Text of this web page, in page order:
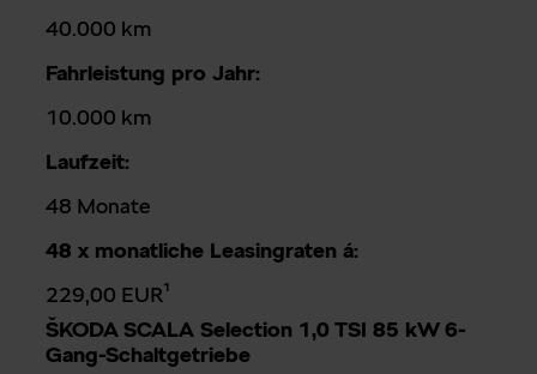
40.000 km
Fahrleistung pro Jahr:
10.000 km
Laufzeit:
48 Monate
48 x monatliche Leasingraten á:
229,00 EUR¹
ŠKODA SCALA Selection 1,0 TSI 85 kW 6-
Gang-Schaltgetriebe